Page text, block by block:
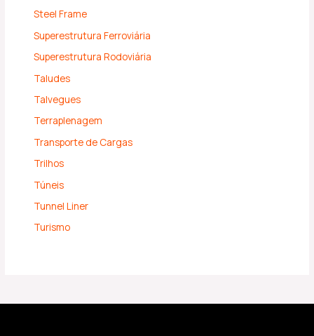
Steel Frame
Superestrutura Ferroviária
Superestrutura Rodoviária
Taludes
Talvegues
Terraplenagem
Transporte de Cargas
Trilhos
Túneis
Tunnel Liner
Turismo